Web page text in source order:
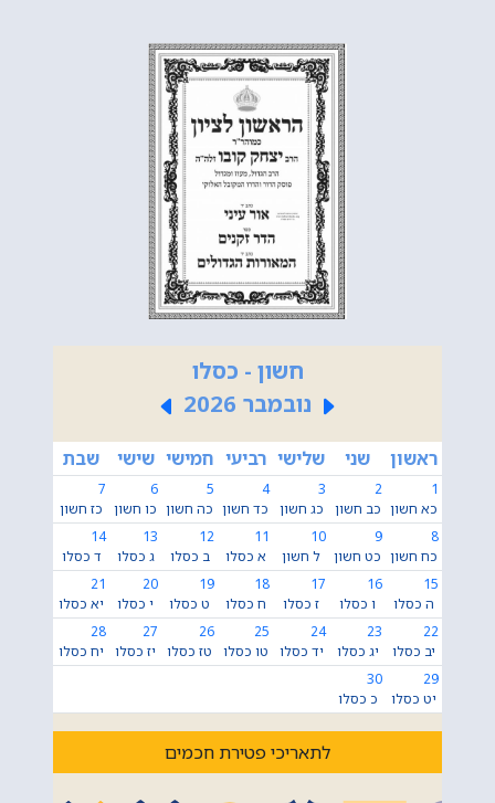
חשון - כסלו
נובמבר 2026
ראשון שני שלישי רביעי חמישי שישי שבת
1
כא חשון
2
כב חשון
3
כג חשון
4
כד חשון
5
כה חשון
6
כו חשון
7
כז חשון
8
כח חשון
9
כט חשון
10
ל חשון
11
א כסלו
12
ב כסלו
13
ג כסלו
14
ד כסלו
15
ה כסלו
16
ו כסלו
17
ז כסלו
18
ח כסלו
19
ט כסלו
20
י כסלו
21
יא כסלו
22
יב כסלו
23
יג כסלו
24
יד כסלו
25
טו כסלו
26
טז כסלו
27
יז כסלו
28
יח כסלו
29
יט כסלו
30
כ כסלו
לתאריכי פטירת חכמים